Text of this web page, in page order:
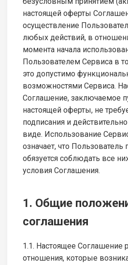
настоящей оферты
осуществление
любых действий, в
момента начала
Пользователем Сервиса в
это допустимо
возможностями Сервиса.
Соглашение, заключаемое
настоящей оферты, не
подписания и
виде. Использование
означает, что Пользователь
обязуется соблюдать все
условия Соглашения.
1. Общие
соглашения
1.1. Настоящее Соглашение
отношения, которые